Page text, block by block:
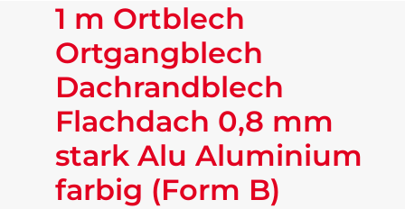
1 m Ortblech
Ortgangblech
Dachrandblech
Flachdach 0,8 mm
stark Alu Aluminium
farbig (Form B)